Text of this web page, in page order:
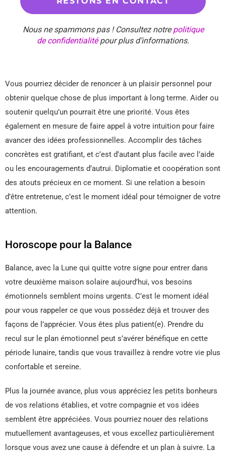
Nous ne spammons pas ! Consultez notrepolitique
de confidentialitépour plus d’informations.
Vous pourriez décider de renoncer à un plaisir personnel pour
obtenir quelque chose de plus important à long terme. Aider ou
soutenir quelqu’un pourrait être une priorité. Vous êtes
également en mesure de faire appel à votre intuition pour faire
avancer des idées professionnelles. Accomplir des tâches
concrètes est gratifiant, et c’est d’autant plus facile avec l’aide
ou les encouragements d’autrui. Diplomatie et coopération sont
des atouts précieux en ce moment. Si une relation a besoin
d’être entretenue, c’est le moment idéal pour témoigner de votre
attention.
Horoscope pour la Balance
Balance, avec la Lune qui quitte votre signe pour entrer dans
votre deuxième maison solaire aujourd’hui, vos besoins
émotionnels semblent moins urgents. C’est le moment idéal
pour vous rappeler ce que vous possédez déjà et trouver des
façons de l’apprécier. Vous êtes plus patient(e). Prendre du
recul sur le plan émotionnel peut s’avérer bénéfique en cette
période lunaire, tandis que vous travaillez à rendre votre vie plus
confortable et sereine.
Plus la journée avance, plus vous appréciez les petits bonheurs
de vos relations établies, et votre compagnie et vos idées
semblent être appréciées. Vous pourriez nouer des relations
mutuellement avantageuses, et vous excellez particulièrement
lorsque vous avez une cause à défendre et un plan à suivre. La